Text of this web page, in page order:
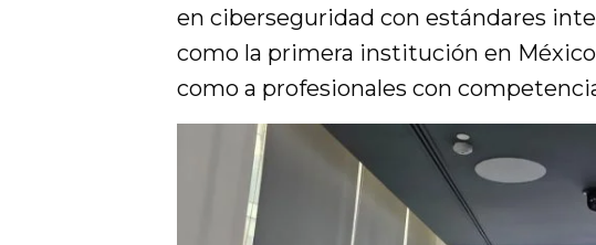
en ciberseguridad con estándares
como la primera institución en
como a profesionales con